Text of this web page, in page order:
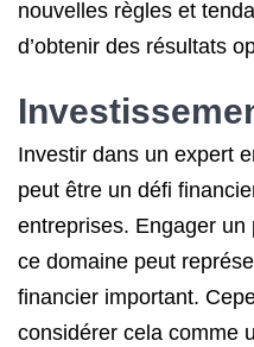
nouvelles règles et
d’obtenir des résultats
Investir dans un expert
peut être un défi
entreprises. Engager
ce domaine peut
financier important.
considérer cela comme